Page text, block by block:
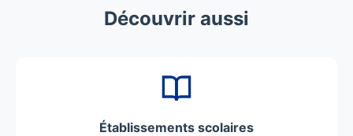
Découvrir aussi
Établissements scolaires